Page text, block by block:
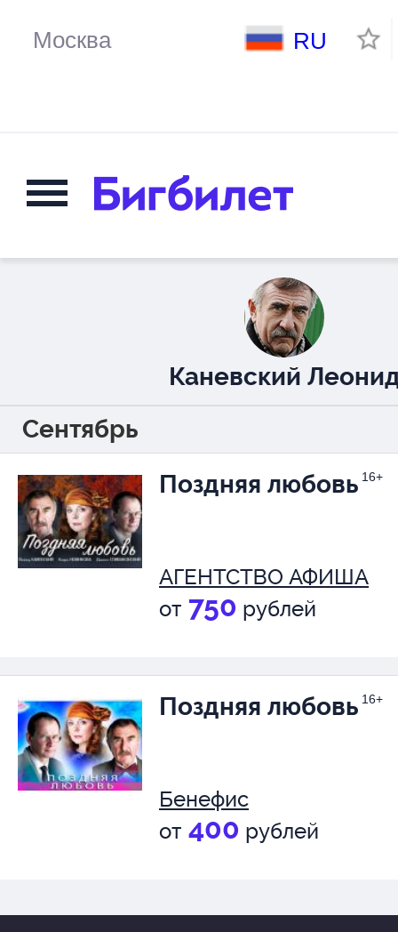
RU
Каневский
Сентябрь
Поздняя любовь 16+
АГЕНТСТВО АФИША
от 750 рублей
Поздняя любовь 16+
Бенефис
от 400 рублей